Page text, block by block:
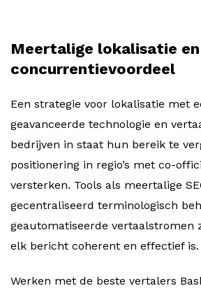
Meertalige lokalisatie en
concurrentievoordeel
Een strategie voor lokalisatie met
geavanceerde technologie en
bedrijven in staat hun bereik te
positionering in regio’s met co-
versterken. Tools als meertalige
gecentraliseerd terminologisch
geautomatiseerde vertaalstromen
elk bericht coherent en effectief is.
Werken met de beste vertalers